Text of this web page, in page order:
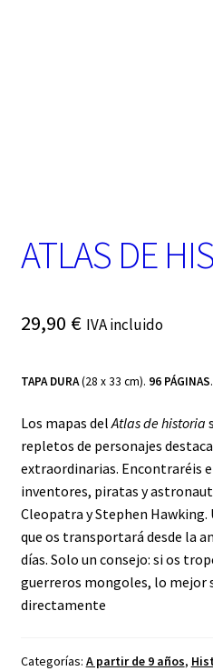
ATLAS DE
29,90 € IVA incluido
TAPA DURA(28 x 33 cm). 96 PÁGINAS.
Los mapas delAtlas de historia
repletos de personajes
extraordinarias. Encontraréis
inventores, piratas y
Cleopatra y Stephen
que os transportará desde la
días. Solo un consejo: si os
guerreros mongoles, lo mejor
directamente
Categorías: A partir de 9 años,